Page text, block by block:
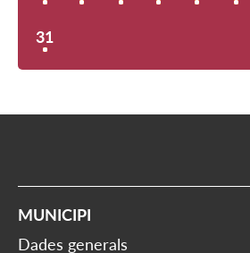
31
MUNICIPI
Dades generals